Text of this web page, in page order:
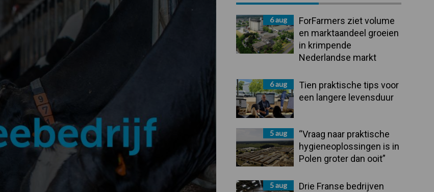
Sidebar6 aug
ForFarmers ziet volume
en marktaandeel groeien
in krimpende
Nederlandse markt
6 aug
Tien praktische tips voor
een langere levensduur
5 aug
“Vraag naar praktische
hygieneoplossingen is in
Polen groter dan ooit”
5 aug
Drie Franse bedrijven